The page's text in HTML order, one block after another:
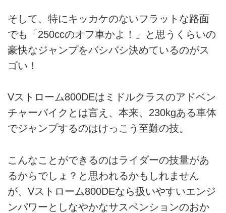
そして、特にキッカケのないフラットな路面
でも「250ccのオフ車かよ！」と思うくらいの
豪快なジャンプをバシバシ決めているのがス
ゴい！
Vストローム800DEはミドルクラスのアドベン
チャーバイクとは言え、本来、230kgある車体
でジャンプするのはけっこう至難の技。
こんなことができるのはライダーの技量があ
るからでしょ？と思われるかもしれません
が、Vストローム800DEなら扱いやすいエンジ
ンパワーとしなやかなサスペンションのおか